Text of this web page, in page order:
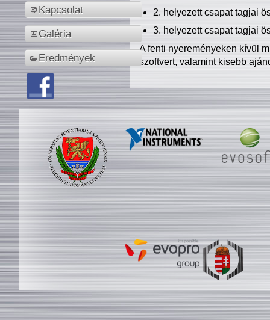
Kapcsolat
Galéria
Eredmények
2. helyezett csapat tagjai
3. helyezett csapat tagjai
A fenti nyereményeken kívül
szoftvert, valamint kisebb